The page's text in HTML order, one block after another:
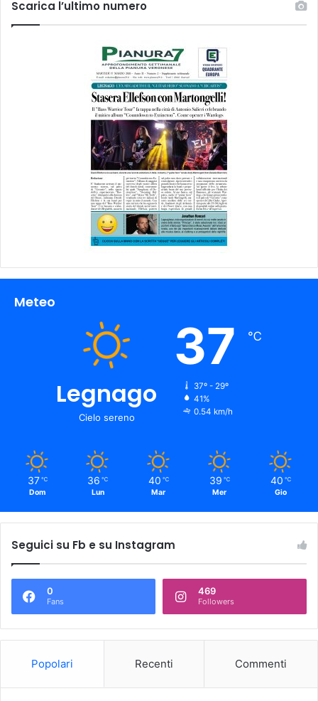
Scarica l’ultimo numero
Meteo
Legnago
Cielo sereno
37 ℃
37º - 29º
41%
0.54 km/h
37 ℃
Dom
36 ℃
Lun
40 ℃
Mar
39 ℃
Mer
40 ℃
Gio
Seguici su Fb e su Instagram
0
Fans
469
Followers
Popolari Recenti Commenti